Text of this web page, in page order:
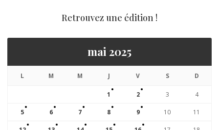
Retrouvez une édition !
mai 2025
L M M J V S D
1 2 3 4
5 6 7 8 9 10 11